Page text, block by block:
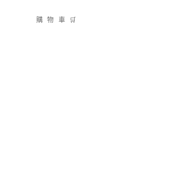
購 物 車 🛒